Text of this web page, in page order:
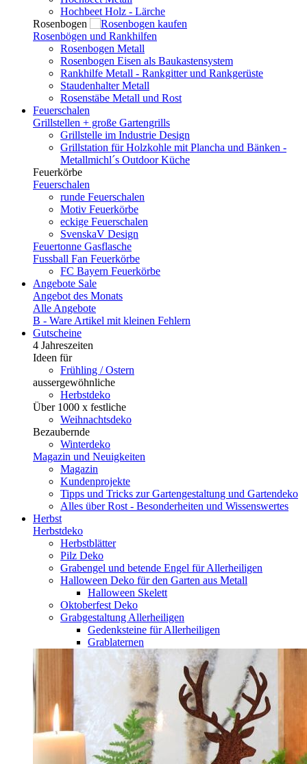
Hochbeet Holz - Lärche
Rosenbogen
Rosenbögen und Rankhilfen
Rosenbogen Metall
Rosenbogen Eisen als Baukastensystem
Rankhilfe Metall - Rankgitter und Rankgerüste
Staudenhalter Metall
Rosenstäbe Metall und Rost
Feuerschalen
Grillstellen + große Gartengrills
Grillstelle im Industrie Design
Grillstation für Holzkohle mit Plancha und Bänken -
Metallmichl´s Outdoor Küche
Feuerkörbe
Feuerschalen
runde Feuerschalen
Motiv Feuerkörbe
eckige Feuerschalen
SvenskaV Design
Feuertonne Gasflasche
Fussball Fan Feuerkörbe
FC Bayern Feuerkörbe
Angebote Sale
Angebot des Monats
Alle Angebote
B - Ware Artikel mit kleinen Fehlern
Gutscheine
4 Jahreszeiten
Ideen für
Frühling / Ostern
aussergewöhnliche
Herbstdeko
Über 1000 x festliche
Weihnachtsdeko
Bezaubernde
Winterdeko
Magazin und Neuigkeiten
Magazin
Kundenprojekte
Tipps und Tricks zur Gartengestaltung und Gartendeko
Alles über Rost - Besonderheiten und Wissenswertes
Herbst
Herbstdeko
Herbstblätter
Pilz Deko
Grabengel und betende Engel für Allerheiligen
Halloween Deko für den Garten aus Metall
Halloween Skelett
Oktoberfest Deko
Grabgestaltung Allerheiligen
Gedenksteine für Allerheiligen
Grablaternen